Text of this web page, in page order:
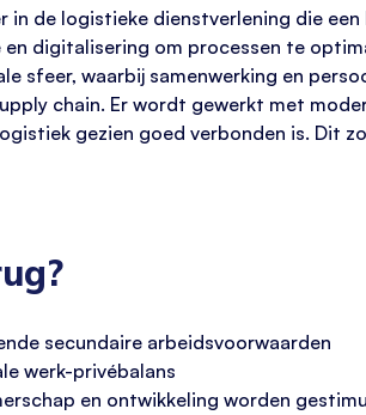
de logistieke dienstverlening die
digitalisering om processen te
sfeer, waarbij samenwerking en
chain. Er wordt gewerkt met
gezien goed verbonden is. Dit
secundaire arbeidsvoorwaarden
werk-privébalans
en ontwikkeling worden